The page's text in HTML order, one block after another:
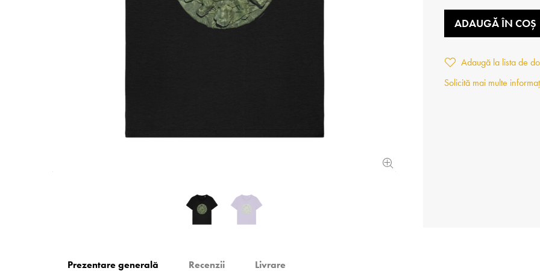
ADAUGĂ ÎN COȘ
Adaugă la lista de
Solicită mai multe
Prezentare generală Recenzii Livrare